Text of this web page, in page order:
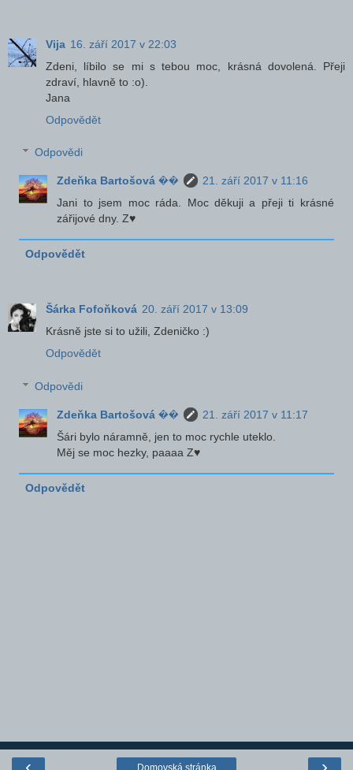
Vija 16. září 2017 v 22:03
Zdeni, líbilo se mi s tebou moc, krásná dovolená. Přeji
zdraví, hlavně to :o).
Jana
Odpovědět
Odpovědi
Zdeňka Bartošová ��
21. září 2017 v 11:16
Jani to jsem moc ráda. Moc děkuji a přeji ti krásné
zářijové dny. Z♥
Odpovědět
Šárka Fofoňková 20. září 2017 v 13:09
Krásně jste si to užili, Zdeničko :)
Odpovědět
Odpovědi
Zdeňka Bartošová ��
21. září 2017 v 11:17
Šári bylo náramně, jen to moc rychle uteklo.
Měj se moc hezky, paaaa Z♥
Odpovědět
Domovská stránka